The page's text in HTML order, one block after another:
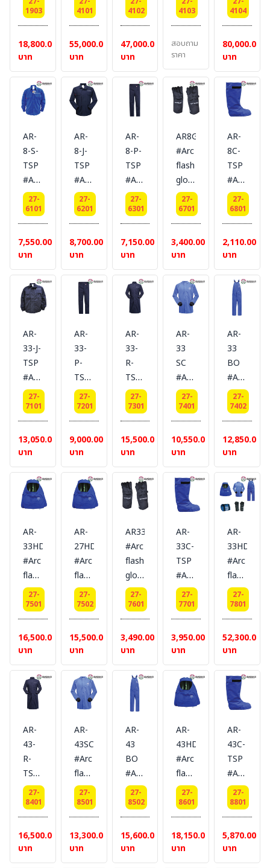
water
,
(APTV)
PPE2/
Arcflash
Cal/Cm2
Color
:
NAVY
BLUE
protective
Suit
แบบ
Set
12
cal/cm2
[ชุด
หมี
แบบ
ครบ
ชุด]
#
BESTSAFE
1903
18,800.00
บาท
protective
Suit
แบบ
Set
50
cal/cm2
[แบบ
ครบ
#
BESTSAFE
4101
55,000.00
บาท
protective
Suit
แบบ
Set
50
cal/cm2
[ไม่
รวม
รองเท้า]
#BESTSAFE
4102
47,000.00
บาท
protective
Suit
แบบ
Set
45
cal/cm2
[แบบ
ครบ
#
BESTSAFE
4103
สอบถาม
ราคา
protective
Suit
แบบ
Set
45
cal/cm2
[ไม่
รวม
รองเท้า]
4104
80,000.00
บาท
AR-
8-S-
TSP
#Arc
flash
protective
Shirt
8.4
cal/cm2
[เสื้อ
เชิ้ต]#
LAKELAND
27-
6101
7,550.00
บาท
AR-
8-J-
TSP
#Arc
flash
protective
Jacket
8.4
cal/cm2
[แจ็ค
เก็ต]
#
LAKELAND
27-
6201
8,700.00
บาท
AR-
8-P-
TSP
#Arc
flash
protective
Pant
8.4
cal/cm2
[กางเกง]
HRC
2 #
LAKELAND
27-
6301
7,150.00
บาท
AR8GTSP
#Arc
flash
glove
protection
8.4
cal/cm2
[ถุงมือ]#LAKELAND
27-
6701
3,400.00
บาท
AR-
8C-
TSP
#Arc
flash
leg
cover
protection
8.4
cal/cm2
[ปลอก
ขา] #
27-
6801
2,110.00
บาท
AR-
33-J-
TSP
#Arc
flash
protective
Jacket
33.2
cal/cm2
[แจ็ค
เก็ต]
#
LAKELAND
27-
7101
13,050.00
บาท
AR-
33-
P-
TSP
#Arc
flash
protective
Pant
33.2
cal/cm2
[กางเกง]
HRC
3 #
27-
7201
9,000.00
บาท
AR-
33-
R-
TSP
#Arc
flash
protective
Robe
33.2
cal/cm2
[เสื้อ
คลุม
ยาว]
LAKELAND
27-
7301
15,500.00
บาท
AR-
33
SC
#Arc
flash
protective
long
coat
33
cal/cm2
[เสื้อ
คลุม]
#
27-
7401
10,550.00
บาท
AR-
33
BO
#Arc
flash
protective
bib
pants
33
cal/cm2
[กางเกง]
#
27-
7402
12,850.00
บาท
AR-
33HD
#Arc
flash
Hood
protection
33.2
cal/cm2
[ฮู๊ด]
#
LAKELAND
27-
7501
16,500.00
บาท
AR-
27HD
#Arc
flash
Hood
protection
25
cal/cm2
[ฮู๊ด]
#
LAKELAND
27-
7502
15,500.00
บาท
AR33GTSP
#Arc
flash
glove
protection
33.2
cal/cm2
[ถุงมือ]
#
LAKELAND
27-
7601
3,490.00
บาท
AR-
33C-
TSP
#Arc
flash
leg
cover
protection
33.2
cal/cm2
[ปลอก
ขา]
#LAKELAND
27-
7701
3,950.00
บาท
AR-
33HD
#Arc
flash
protective
Suit
แบบ
Set
33.2
cal/cm2
[แบบ
ครบ
ชุด]
27-
7801
52,300.00
บาท
AR-
43-
R-
TSP
#Arc
flash
protective
Robe
43
cal/cm2
27-
8401
16,500.00
บาท
AR-
43SC
#Arc
flash
protective
long
coat
43
cal/cm2
[เสื้อ
27-
8501
13,300.00
บาท
AR-
43
BO
#Arc
flash
protective
bib
pants
43
cal/cm2
27-
8502
15,600.00
บาท
AR-
43HD
#Arc
flash
Hood
protection
43
cal/cm2
[ฮู๊ด]
#
27-
8601
18,150.00
บาท
AR-
43C-
TSP
#Arc
flash
leg
cover
protection
43
cal/cm2
27-
8801
5,870.00
บาท